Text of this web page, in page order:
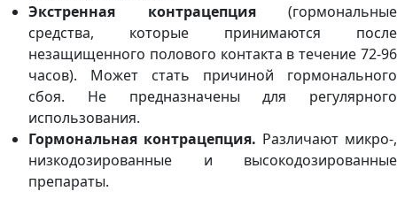
Экстренная контрацепция(гормональные
средства, которые принимаются после
незащищенного полового контакта в течение 72-96
часов). Может стать причиной гормонального
сбоя. Не предназначены для регулярного
использования.
Гормональная контрацепция. Различают микро-,
низкодозированные и высокодозированные
препараты.